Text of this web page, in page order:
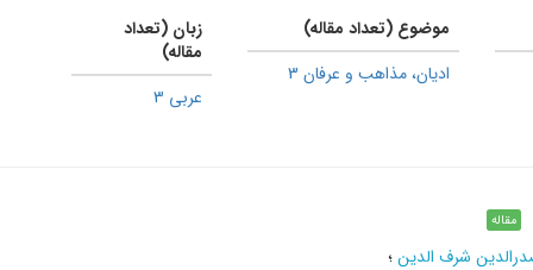
موضوع (تعداد مقاله)
ادیان، مذاهب و عرفان 3
زبان (تعداد
مقاله)
عربی 3
مقاله
شرف الدین؛